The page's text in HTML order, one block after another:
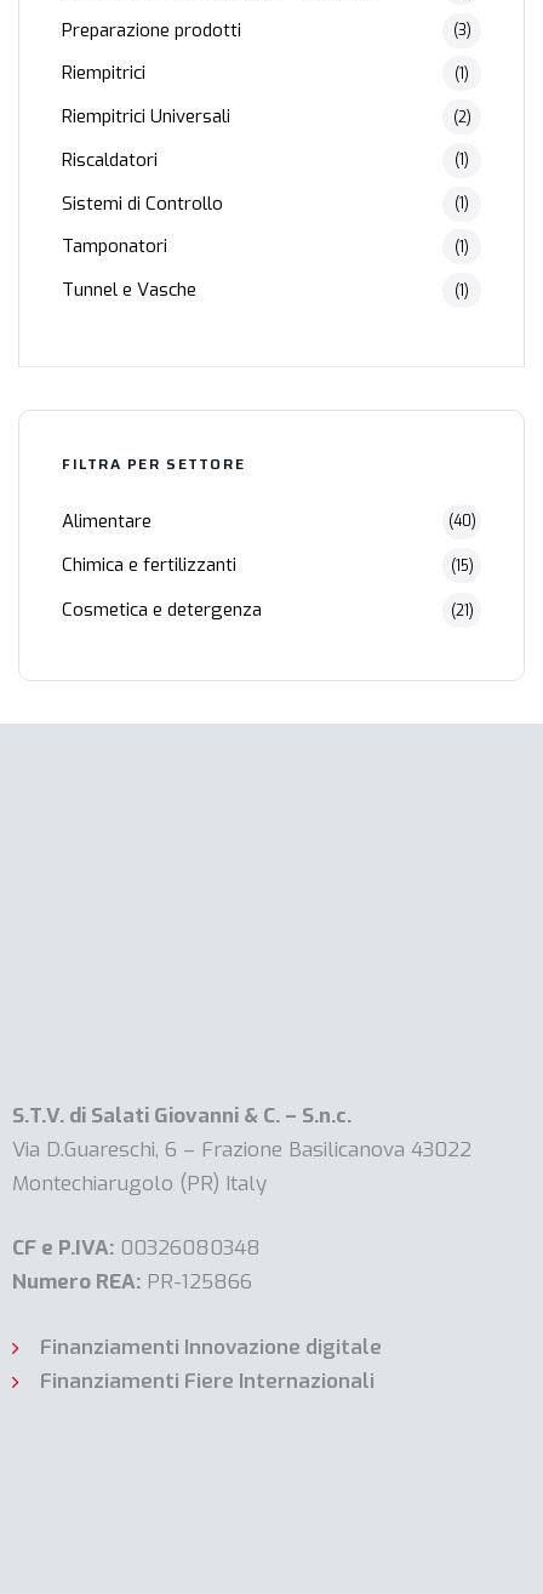
Preparazione prodotti (3)
Riempitrici (1)
Riempitrici Universali (2)
Riscaldatori (1)
Sistemi di Controllo (1)
Tamponatori (1)
Tunnel e Vasche (1)
FILTRA PER SETTORE
Alimentare (40)
Chimica e fertilizzanti (15)
Cosmetica e detergenza (21)
S.T.V. di Salati Giovanni & C. – S.n.c.
Via D.Guareschi, 6 – Frazione Basilicanova 43022
Montechiarugolo (PR) Italy
CF e P.IVA: 00326080348
Numero REA: PR-125866
Finanziamenti Innovazione digitale
Finanziamenti Fiere Internazionali